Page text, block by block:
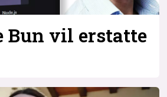
Bun vil erstatte